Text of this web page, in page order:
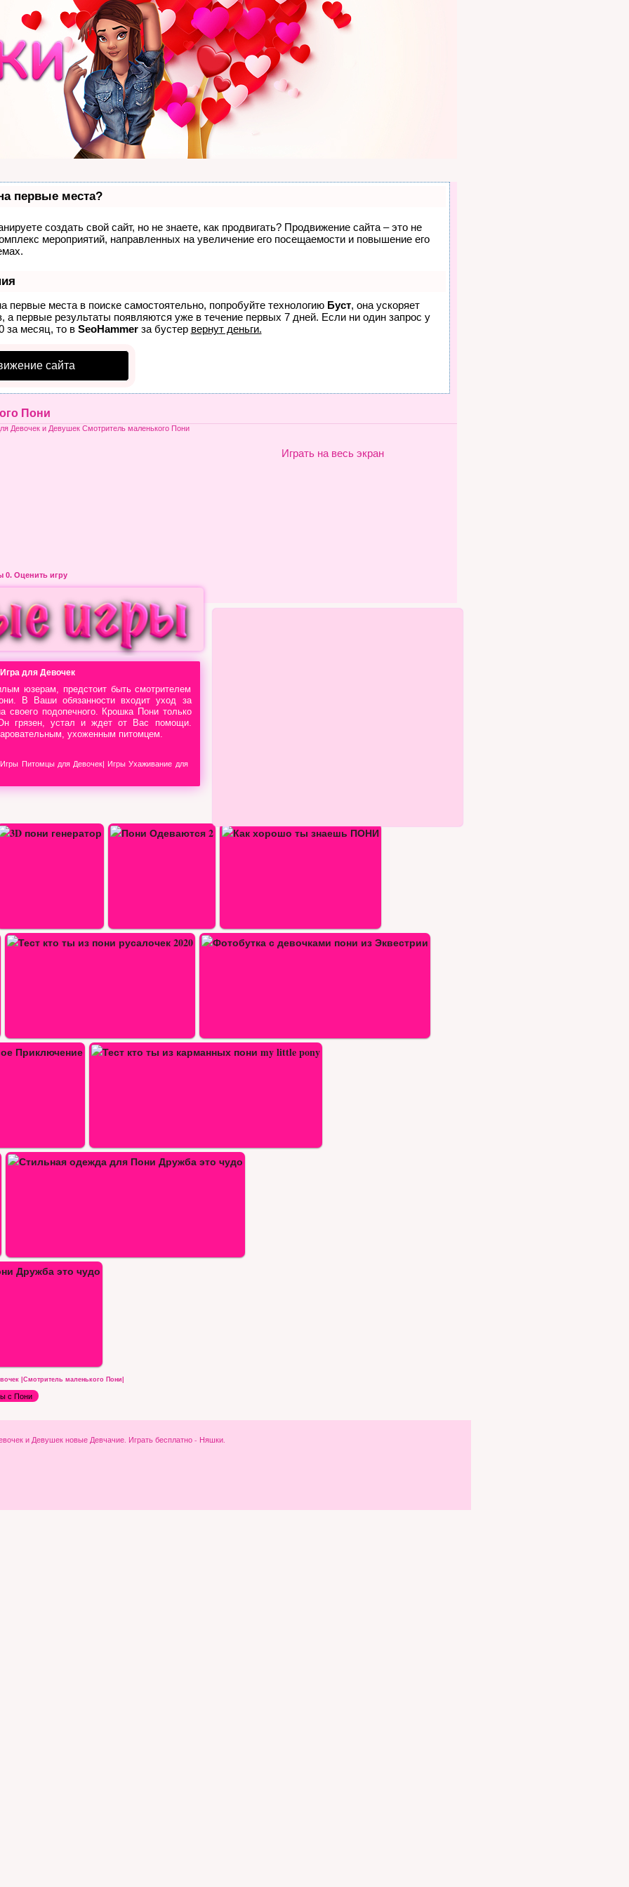
первые места?
создать свой сайт, но не знаете, как продвигать? Продвижение сайта – это не
мероприятий, направленных на увеличение его посещаемости и повышение его
первые места в поиске самостоятельно, попробуйте технологию Буст, она ускоряет
а первые результаты появляются уже в течение первых 7 дней. Если ни один запрос у
за месяц, то в SeoHammerза бустер вернут деньги.
сайта
Пони
Девочек и Девушек Смотритель маленького Пони
Играть на весь экран
0. Оценить игру
для Девочек
юзерам, предстоит быть смотрителем
В Ваши обязанности входит уход за
своего подопечного. Крошка Пони только
грязен, устал и ждет от Вас помощи.
ухоженным питомцем.
Игры Питомцы для Девочек| Игры Ухаживание для
Как хорошо ты знаешь ПОНИ
Фотобутка с девочками пони из…
пони my…
|Смотритель маленького Пони|
с Пони
и Девушек новые Девчачие. Играть бесплатно - Няшки.